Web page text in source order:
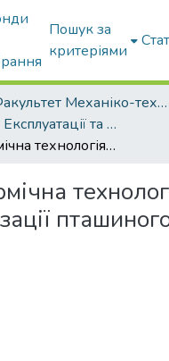
Пошук за
критеріями
Факультет Механіко-технологічний
Кафедра Експлуатації та технічного сервісу машин
Автотермічна технологія карбонізації пташиного посліду